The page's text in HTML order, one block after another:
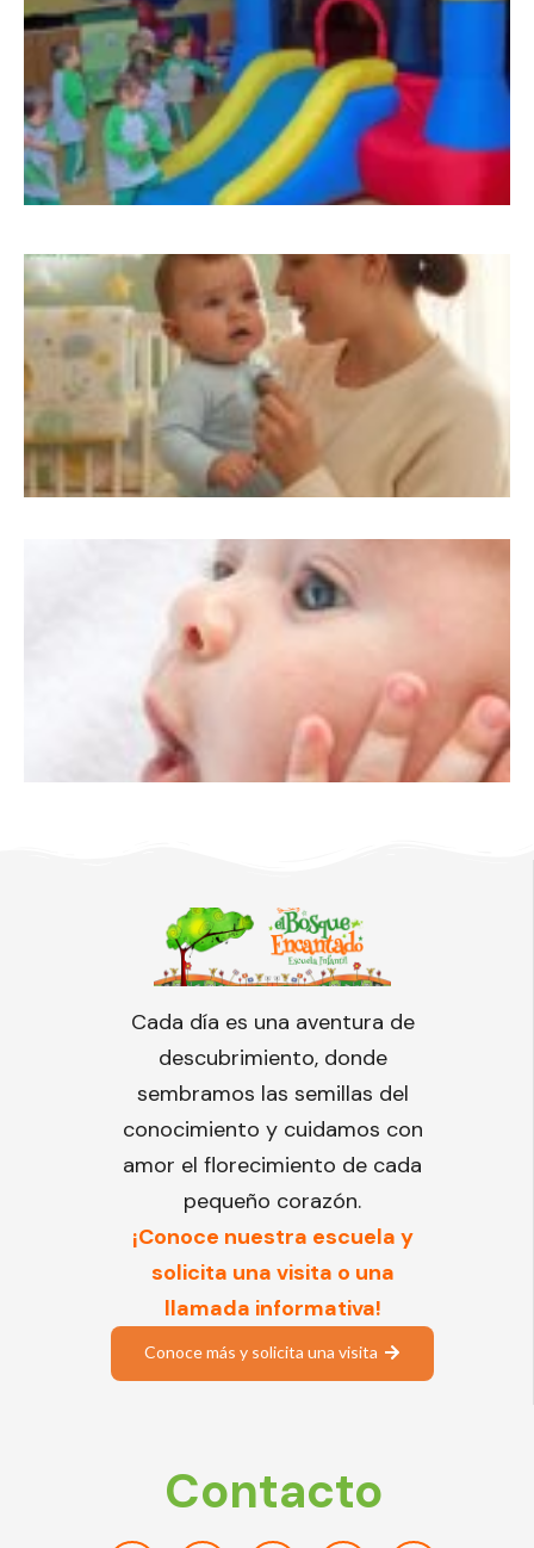
Cada día es una aventura de
descubrimiento, donde
sembramos las semillas del
conocimiento y cuidamos con
amor el florecimiento de cada
pequeño corazón.
¡Conoce nuestra escuela y
solicita una visita o una
llamada informativa!
Conoce más y solicita una visita
Contacto